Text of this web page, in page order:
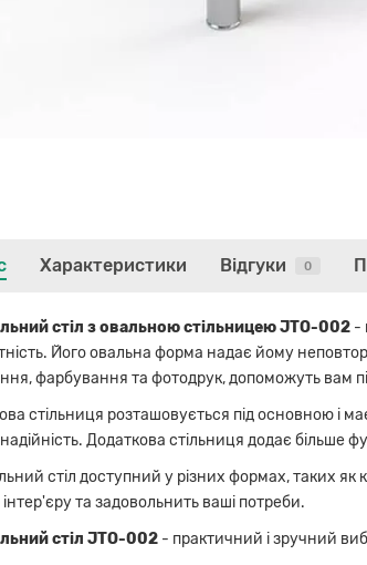
Характеристики Відгуки 0
стіл з овальною стільницею JTO-002 -
Його овальна форма надає йому
фарбування та фотодрук, допоможуть вам
стільниця розташовується під основною і
надійність. Додаткова стільниця додає
стіл доступний у різних формах, таких
та задовольнить ваші потреби.
стіл JTO-002 - практичний і зручний